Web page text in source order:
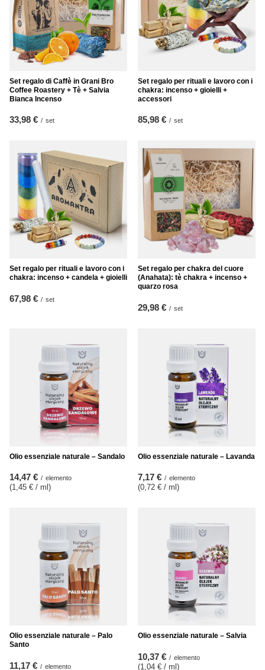
Set regalo di Caffè in Grani Bro
Coffee Roastery + Tè + Salvia
Bianca Incenso
33,98 € / set
Set regalo per rituali e lavoro con i
chakra: incenso + gioielli +
accessori
85,98 € / set
Set regalo per rituali e lavoro con i
chakra: incenso + candela + gioielli
67,98 € / set
Set regalo per chakra del cuore
(Anahata): tè chakra + incenso +
quarzo rosa
29,98 € / set
Olio essenziale naturale – Sandalo
14,47 € / elemento
(1,45 € / ml )
Olio essenziale naturale – Lavanda
7,17 € / elemento
(0,72 € / ml )
Olio essenziale naturale – Palo
Santo
11,17 € / elemento
Olio essenziale naturale – Salvia
10,37 € / elemento
(1,04 € / ml)